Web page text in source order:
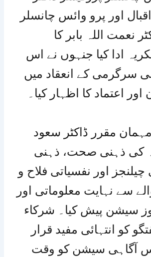
اور پرو وائس چانسلر
نعمت اللہ بابر کا
ادا کیا جنہوں نے اس
سرگرمی کے انعقاد میں
اور اعتماد کا اظہار کیا۔
مقرر ڈاکٹر سعود
کی ذہنی صحت، ذہنی
چیلنجز اور نفسیاتی فلاح و
سے نہایت معلوماتی اور
سیشن پیش کیا۔ شرکاء
کو انتہائی مفید قرار
آگاہی سیشن کو وقت